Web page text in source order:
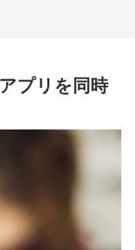
プリを同時